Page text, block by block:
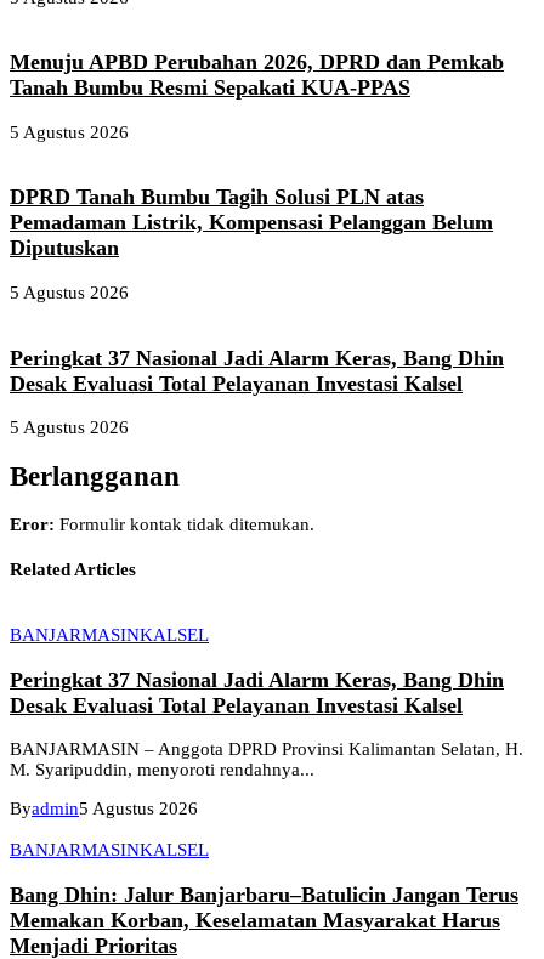
Menuju APBD Perubahan 2026, DPRD dan Pemkab
Tanah Bumbu Resmi Sepakati KUA-PPAS
5 Agustus 2026
DPRD Tanah Bumbu Tagih Solusi PLN atas
Pemadaman Listrik, Kompensasi Pelanggan Belum
Diputuskan
5 Agustus 2026
Peringkat 37 Nasional Jadi Alarm Keras, Bang Dhin
Desak Evaluasi Total Pelayanan Investasi Kalsel
5 Agustus 2026
Berlangganan
Eror: Formulir kontak tidak ditemukan.
Related Articles
BANJARMASINKALSEL
Peringkat 37 Nasional Jadi Alarm Keras, Bang Dhin
Desak Evaluasi Total Pelayanan Investasi Kalsel
BANJARMASIN – Anggota DPRD Provinsi Kalimantan Selatan, H.
M. Syaripuddin, menyoroti rendahnya...
Byadmin5 Agustus 2026
BANJARMASINKALSEL
Bang Dhin: Jalur Banjarbaru–Batulicin Jangan Terus
Memakan Korban, Keselamatan Masyarakat Harus
Menjadi Prioritas